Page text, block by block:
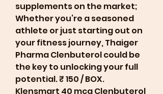
supplements on the market;
Whether you’re a seasoned
athlete or just starting out on
your fitness journey, Thaiger
Pharma Clenbuterol could be
the key to unlocking your full
potential. ₹ 150 / BOX.
Klensmart 40 mcg Clenbuterol